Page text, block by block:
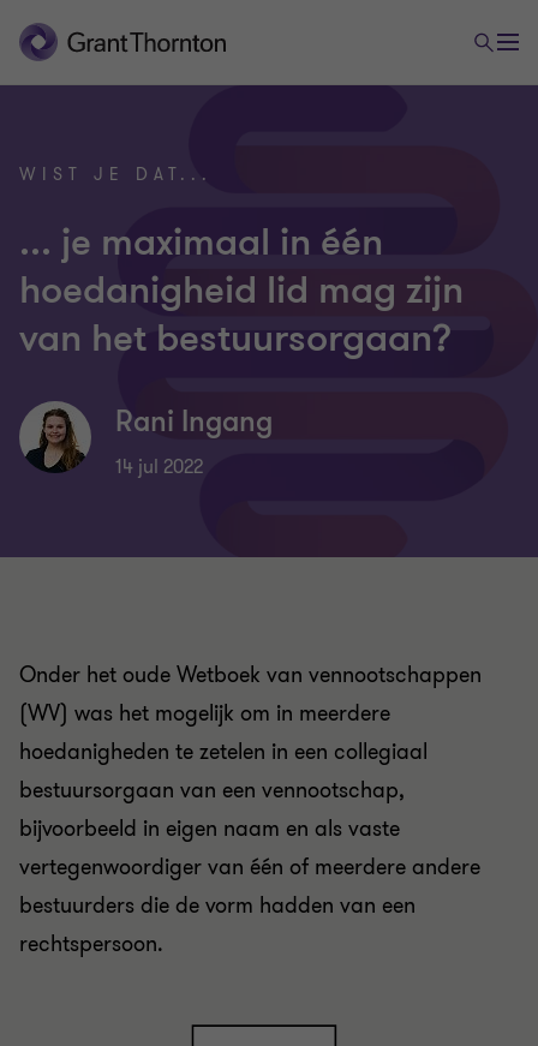
WIST JE DAT...
... je maximaal in één
hoedanigheid lid mag zijn
van het bestuursorgaan?
Rani Ingang
14 jul 2022
Onder het oude Wetboek van vennootschappen
(WV) was het mogelijk om in meerdere
hoedanigheden te zetelen in een collegiaal
bestuursorgaan van een vennootschap,
bijvoorbeeld in eigen naam en als vaste
vertegenwoordiger van één of meerdere andere
bestuurders die de vorm hadden van een
rechtspersoon.